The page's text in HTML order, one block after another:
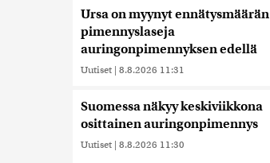
Ursa on myynyt ennätysmäärän
pimennyslaseja
auringonpimennyksen edellä
Uutiset | 8.8.2026 11:31
Suomessa näkyy keskiviikkona
osittainen auringonpimennys
Uutiset | 8.8.2026 11:30